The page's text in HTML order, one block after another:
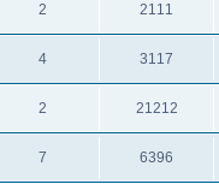
2 2111
4 3117
2 21212
7 6396